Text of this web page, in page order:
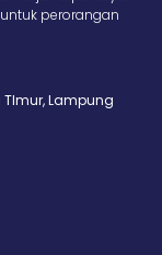
untuk perorangan
Lampung